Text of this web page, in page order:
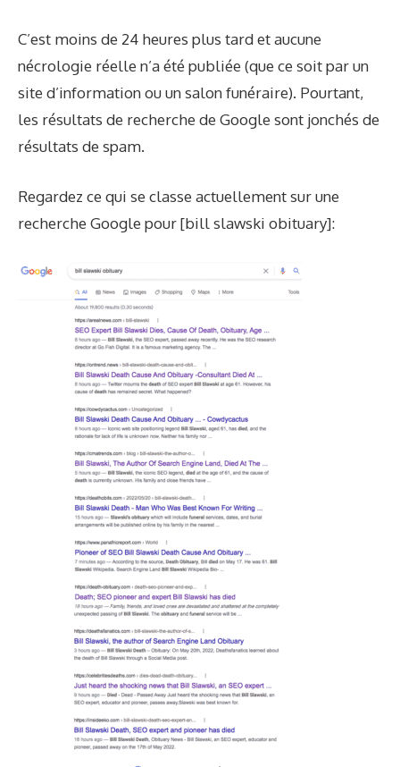
C’est moins de 24 heures plus tard et aucune
nécrologie réelle n’a été publiée (que ce soit par un
site d’information ou un salon funéraire). Pourtant,
les résultats de recherche de Google sont jonchés de
résultats de spam.
Regardez ce qui se classe actuellement sur une
recherche Google pour [bill slawski obituary]: